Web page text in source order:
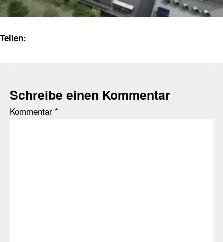
Teilen:
Schreibe einen Kommentar
Kommentar *